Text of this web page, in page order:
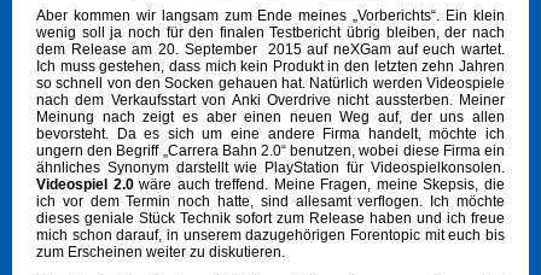
Aber kommen wir langsam zum Ende meines „Vorberichts“. Ein klein
wenig soll ja noch für den finalen Testbericht übrig bleiben, der nach
dem Release am 20. September 2015 auf neXGam auf euch wartet.
Ich muss gestehen, dass mich kein Produkt in den letzten zehn Jahren
so schnell von den Socken gehauen hat. Natürlich werden Videospiele
nach dem Verkaufsstart von Anki Overdrive nicht aussterben. Meiner
Meinung nach zeigt es aber einen neuen Weg auf, der uns allen
bevorsteht. Da es sich um eine andere Firma handelt, möchte ich
ungern den Begriff „Carrera Bahn 2.0“ benutzen, wobei diese Firma ein
ähnliches Synonym darstellt wie PlayStation für Videospielkonsolen.
Videospiel 2.0wäre auch treffend. Meine Fragen, meine Skepsis, die
ich vor dem Termin noch hatte, sind allesamt verflogen. Ich möchte
dieses geniale Stück Technik sofort zum Release haben und ich freue
mich schon darauf, in unserem dazugehörigen Forentopic mit euch bis
zum Erscheinen weiter zu diskutieren.